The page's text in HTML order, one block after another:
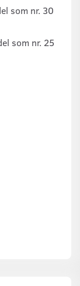
som nr. 30
som nr. 25